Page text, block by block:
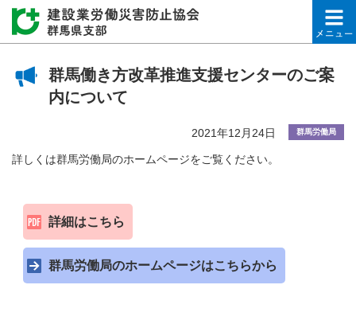
建設業労働災害防止協
群馬働き方改革推進支援センターのご案
内について
2021年12月24日 群馬労働局
詳しくは群馬労働局のホームページをご覧ください。
詳細はこちら
群馬労働局のホームページはこちらから